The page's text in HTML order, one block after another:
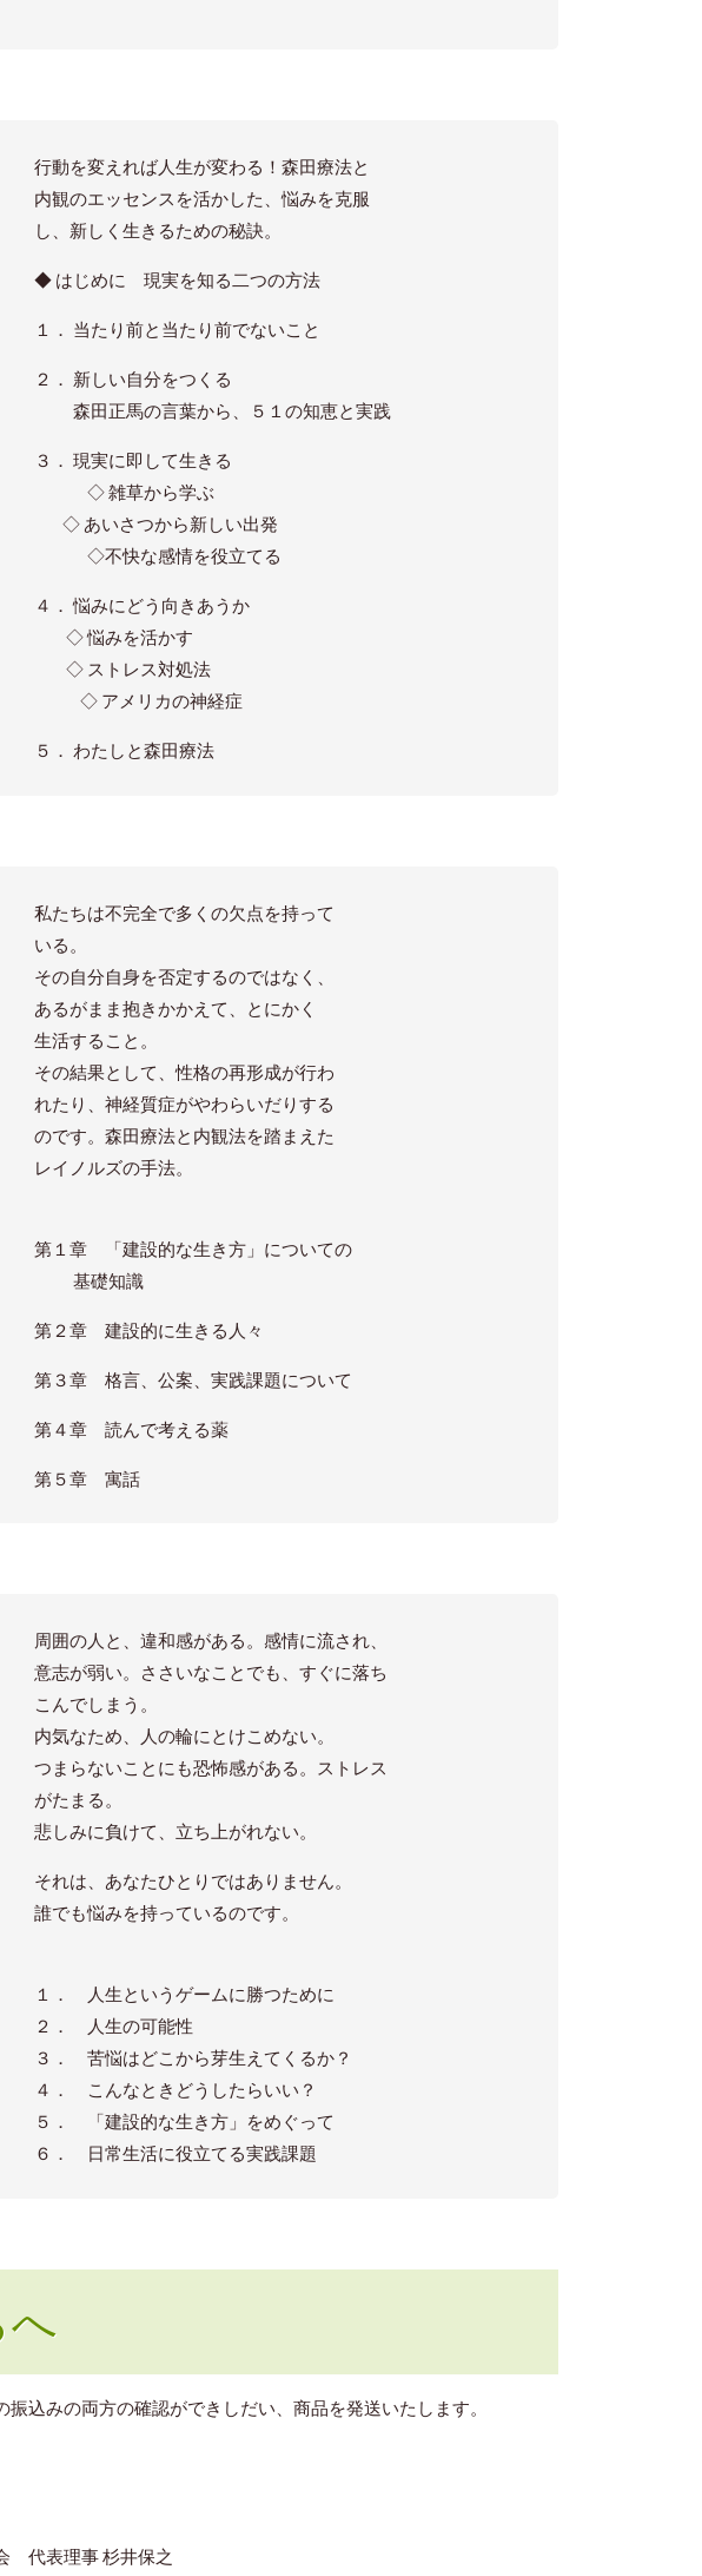
行動を変えれば人生が変わる！森田療法と
内観のエッセンスを活かした、悩みを克服
し、新しく生きるための秘訣。
◆ はじめに 現実を知る二つの方法
１． 当たり前と当たり前でないこと
２． 新しい自分をつくる
森田正馬の言葉から、５１の知恵と実践
３． 現実に即して生きる
◇ 雑草から学ぶ
◇ あいさつから新しい出発
◇不快な感情を役立てる
４． 悩みにどう向きあうか
◇ 悩みを活かす
◇ ストレス対処法
◇ アメリカの神経症
５． わたしと森田療法
私たちは不完全で多くの欠点を持って
いる。
その自分自身を否定するのではなく、
あるがまま抱きかかえて、とにかく
生活すること。
その結果として、性格の再形成が行わ
れたり、神経質症がやわらいだりする
のです。森田療法と内観法を踏まえた
レイノルズの手法。
第１章 「建設的な生き方」についての
基礎知識
第２章 建設的に生きる人々
第３章 格言、公案、実践課題について
第４章 読んで考える薬
第５章 寓話
周囲の人と、違和感がある。感情に流され、
意志が弱い。ささいなことでも、すぐに落ち
こんでしまう。
内気なため、人の輪にとけこめない。
つまらないことにも恐怖感がある。ストレス
がたまる。
悲しみに負けて、立ち上がれない。
それは、あなたひとりではありません。
誰でも悩みを持っているのです。
１． 人生というゲームに勝つために
２． 人生の可能性
３． 苦悩はどこから芽生えてくるか？
４． こんなときどうしたらいい？
５． 「建設的な生き方」をめぐって
６． 日常生活に役立てる実践課題
へ
込みの両方の確認ができしだい、商品を発送いたします。
代表理事 杉井保之